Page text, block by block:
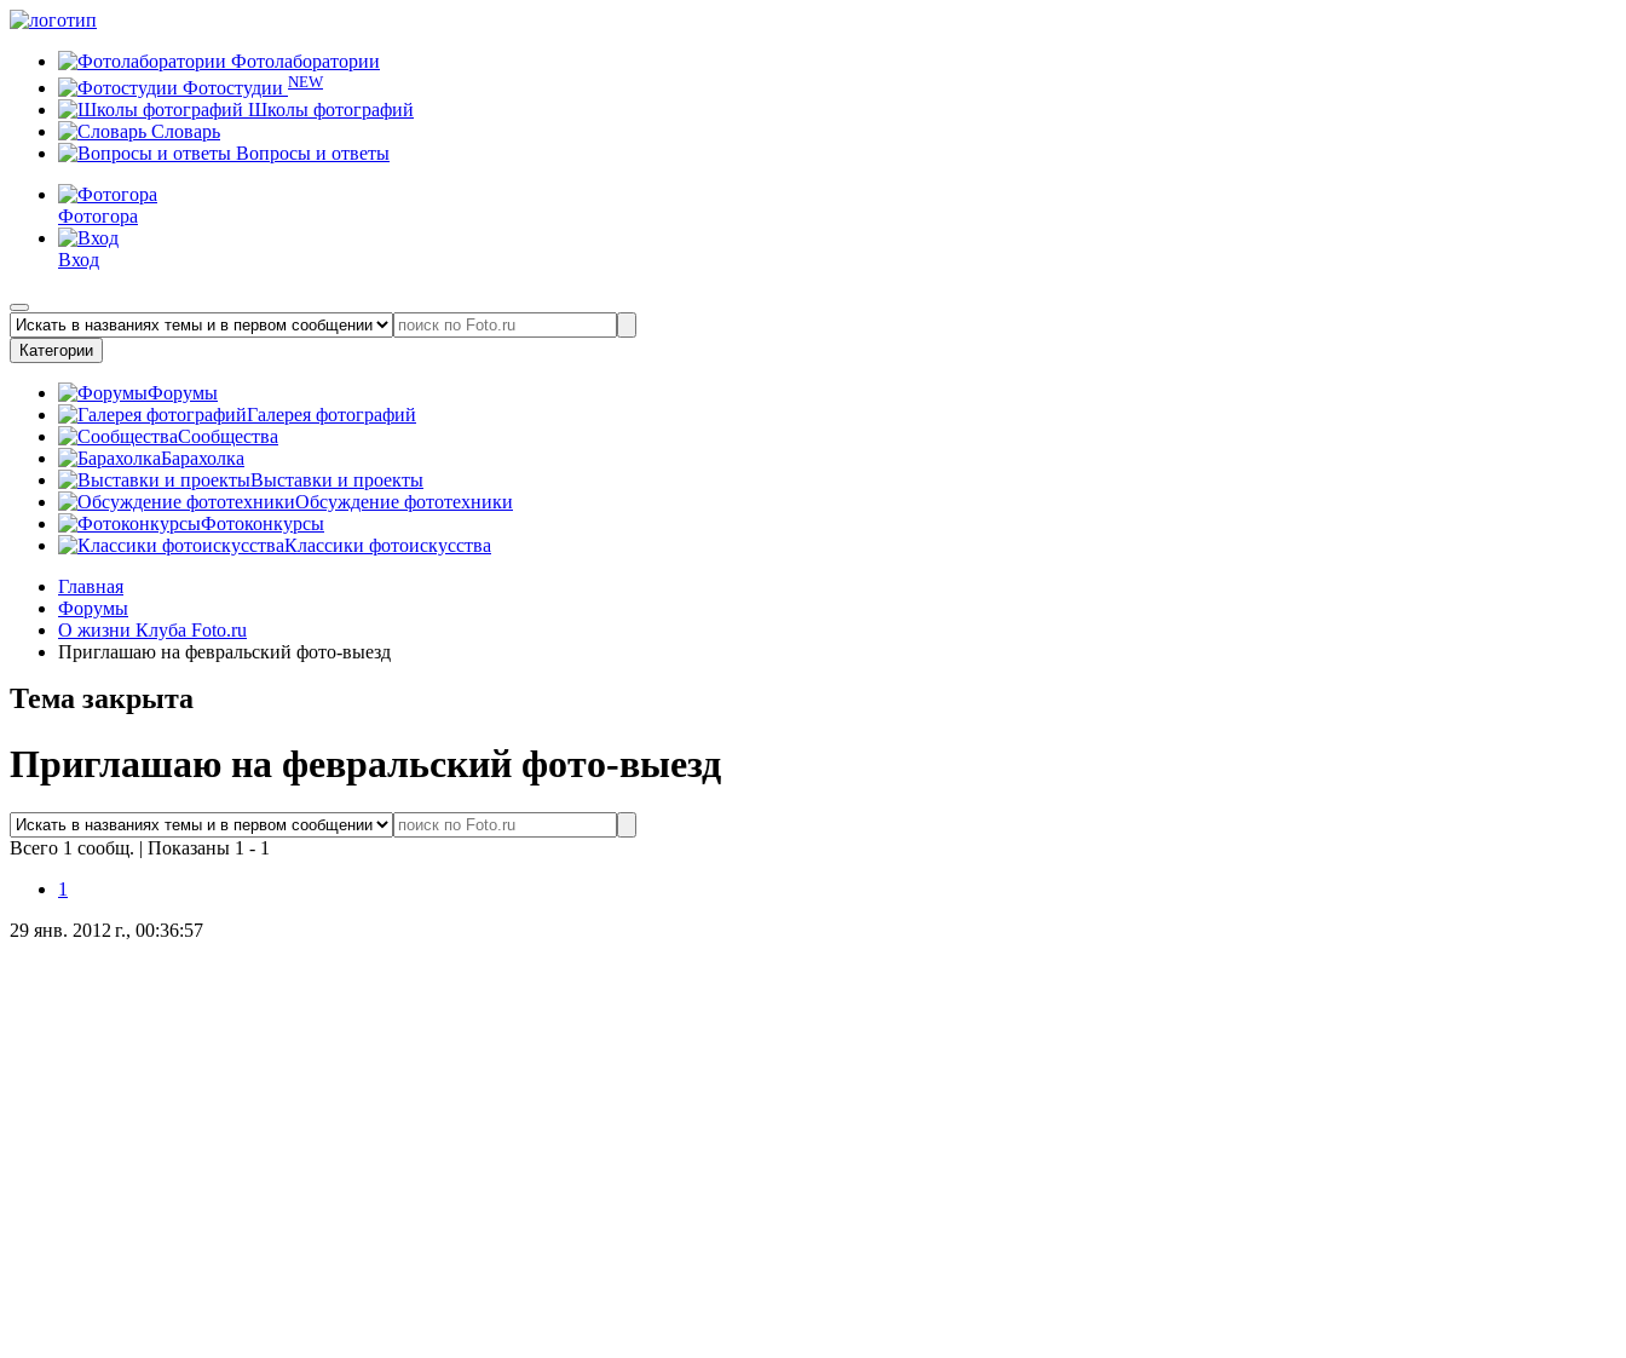
Фотолаборатории
Фотостудии NEW
Школы фотографий
Словарь
Вопросы и ответы
Фотогора
Вход
Категории
Форумы
Галерея фотографий
Сообщества
Барахолка
Выставки и проекты
Обсуждение фототехники
Фотоконкурсы
Классики фотоискусства
Главная
Форумы
О жизни Клуба Foto.ru
Приглашаю на февральский фото-выезд
Тема закрыта
Приглашаю на февральский фото-выезд
Всего 1 сообщ. | Показаны 1 - 1
1
29 янв. 2012 г., 00:36:57